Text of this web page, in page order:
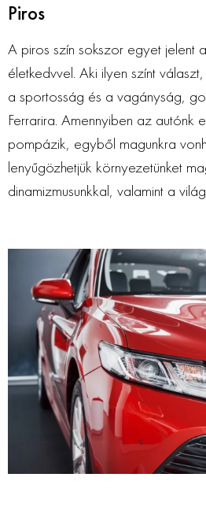
Piros
A piros szín sokszor egyet jelent
életkedvvel. Aki ilyen színt
a sportosság és a vagányság,
Ferrarira. Amennyiben az autónk
pompázik, egyből magunkra
lenyűgözhetjük környezetünket
dinamizmusunkkal, valamint a